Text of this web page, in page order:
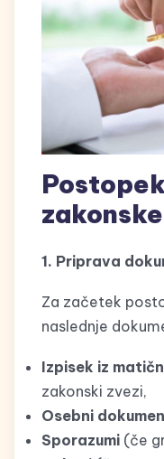
1. Priprava
Za začetek
naslednje
Izpisek iz
zakonski zvezi,
Osebni
Sporazumi (če